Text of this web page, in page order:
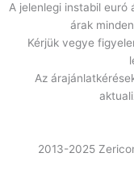
A jelenlegi instabil
árak
Kérjük vegye
Az
2013-2025